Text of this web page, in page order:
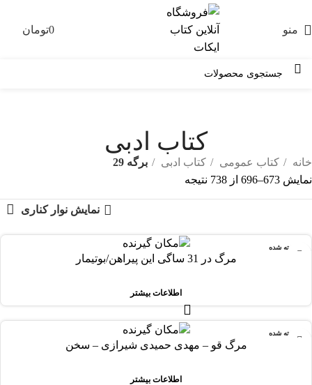
منو 0تومان
کتاب ادبی
خانه کتاب عمومی کتاب ادبی
برگه 29
نمایش 673–696 از 738 نتیجه
نمایش نوار کناری
فروخته شده
مرگ در 31 ساگی این پیراهن/بوتیمار
اطلاعات بیشتر
فروخته شده
مرگ قو – مهدی حمیدی شیرازی – سخن
اطلاعات بیشتر